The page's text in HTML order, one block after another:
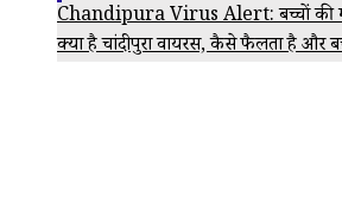
Chandipura Virus Alert: बच्चों की
क्या है चांदीपुरा वायरस, कैसे फैलता है और